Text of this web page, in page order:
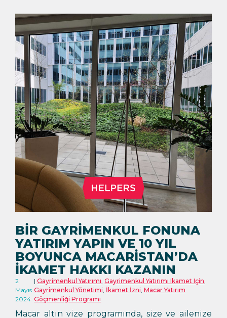
BIR GAYRIMENKUL FONUNA
YATIRIM YAPIN VE 10 YIL
BOYUNCA MACARISTAN’DA
IKAMET HAKKI KAZANIN
2
Mayıs
2024
Gayrimenkul Yatırımı,Gayrimenkul Yatırımı Ikamet Için,
Gayrimenkul Yönetimi, İkamet İzni,Macar Yatırım
Göçmenliği Programı
Macar altın vize programında, size ve ailenize